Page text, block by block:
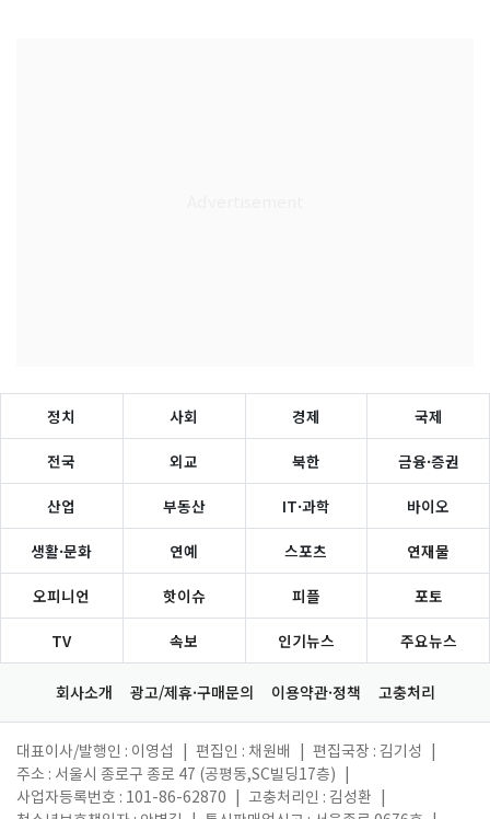
정치 사회 경제 국제
전국 외교 북한 금융·증권
산업 부동산 IT·과학 바이오
생활·문화 연예 스포츠 연재물
오피니언 핫이슈 피플 포토
TV 속보 인기뉴스 주요뉴스
회사소개 광고/제휴·구매문의 이용약관·정책 고충처리
대표이사/발행인 : 이영섭 편집인 : 채원배 편집국장 : 김기성
주소 : 서울시 종로구 종로 47 (공평동,SC빌딩17층)
사업자등록번호 : 101-86-62870
고충처리인 : 김성환